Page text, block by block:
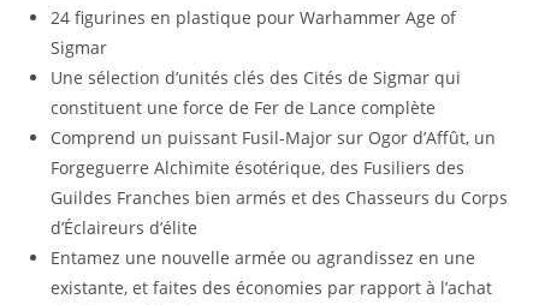
24 figurines en plastique pour Warhammer Age of
Sigmar
Une sélection d’unités clés des Cités de Sigmar qui
constituent une force de Fer de Lance complète
Comprend un puissant Fusil-Major sur Ogor d’Affût, un
Forgeguerre Alchimite ésotérique, des Fusiliers des
Guildes Franches bien armés et des Chasseurs du Corps
d’Éclaireurs d’élite
Entamez une nouvelle armée ou agrandissez en une
existante, et faites des économies par rapport à l’achat